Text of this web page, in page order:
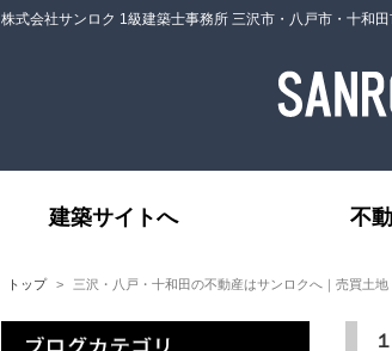
株式会社サンロク 1級建築士事務所 三沢市・八戸市・十和田
建築サイトへ 不
トップ 三沢・八戸・十和田の不動産はサンロクへ｜売買土地